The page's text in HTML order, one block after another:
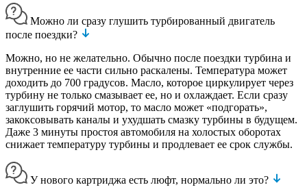
Можно ли сразу глушить турбированный двигатель
после поездки?
Можно, но не желательно. Обычно после поездки турбина и
внутренние ее части сильно раскалены. Температура может
доходить до 700 градусов. Масло, которое циркулирует через
турбину не только смазывает ее, но и охлаждает. Если сразу
заглушить горячий мотор, то масло может «подгорать»,
закоксовывать каналы и ухудшать смазку турбины в будущем.
Даже 3 минуты простоя автомобиля на холостых оборотах
снижает температуру турбины и продлевает ее срок службы.
У нового картриджа есть люфт, нормально ли это?